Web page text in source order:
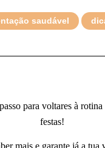
saudável
para voltares à rotina
festas!
mais e garante já a tua